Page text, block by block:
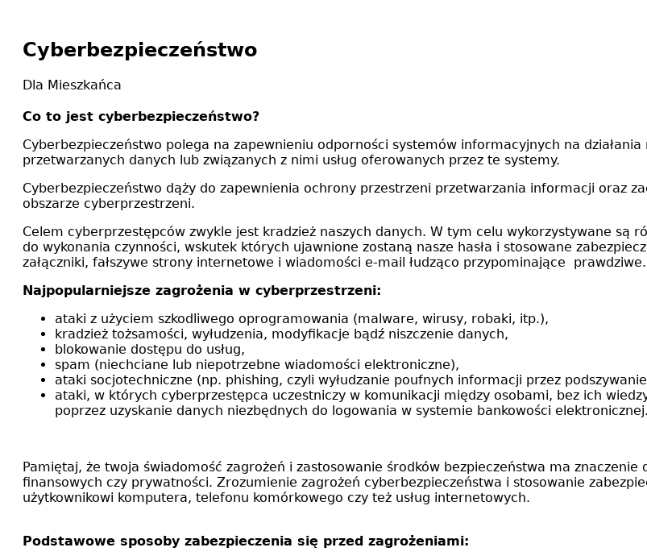
Cyberbezpieczeństwo
Dla Mieszkańca
Co to jest cyberbezpieczeństwo?
Cyberbezpieczeństwo polega na zapewnieniu odporności systemów informacyjnych na
przetwarzanych danych lub związanych z nimi usług oferowanych przez te systemy.
Cyberbezpieczeństwo dąży do zapewnienia ochrony przestrzeni przetwarzania informacji oraz
obszarze cyberprzestrzeni.
Celem cyberprzestępców zwykle jest kradzież naszych danych. W tym celu wykorzystywane są
do wykonania czynności, wskutek których ujawnione zostaną nasze hasła i stosowane
załączniki, fałszywe strony internetowe i wiadomości e-mail łudząco przypominające prawdziwe.
Najpopularniejsze zagrożenia w cyberprzestrzeni:
ataki z użyciem szkodliwego oprogramowania (malware, wirusy, robaki, itp.),
kradzież tożsamości, wyłudzenia, modyfikacje bądź niszczenie danych,
blokowanie dostępu do usług,
spam (niechciane lub niepotrzebne wiadomości elektroniczne),
ataki socjotechniczne (np. phishing, czyli wyłudzanie poufnych informacji przez
ataki, w których cyberprzestępca uczestniczy w komunikacji między osobami, bez ich
poprzez uzyskanie danych niezbędnych do logowania w systemie bankowości elektronicznej.
Pamiętaj, że twoja świadomość zagrożeń i zastosowanie środków bezpieczeństwa ma
finansowych czy prywatności. Zrozumienie zagrożeń cyberbezpieczeństwa i stosowanie
użytkownikowi komputera, telefonu komórkowego czy też usług internetowych.
Podstawowe sposoby zabezpieczenia się przed zagrożeniami: